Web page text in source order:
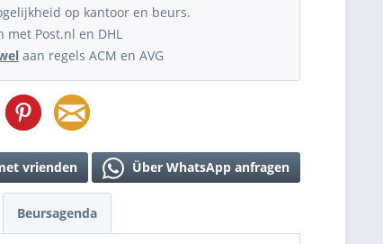
op kantoor en beurs.
met Post.nl en DHL
aan regels ACM en AVG
vrienden Über WhatsApp anfragen
Beursagenda